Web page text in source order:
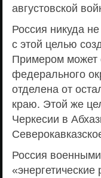
августовской
Россия никуда
с этой целью
Примером может
федерального
отделена от
краю. Этой же
Черкесии в
Россия